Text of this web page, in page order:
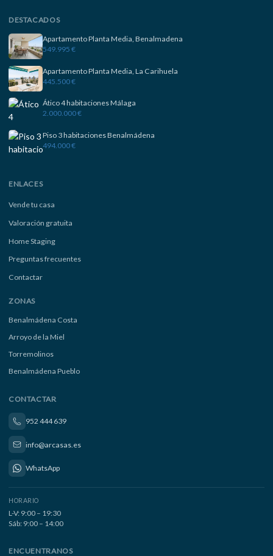
DESTACADOS
Apartamento Planta Media, Benalmadena
549.995 €
Apartamento Planta Media, La Carihuela
445.500 €
Ático 4 habitaciones Málaga
2.000.000 €
Piso 3 habitaciones Benalmádena
494.000 €
ENLACES
Vende tu casa
Valoración gratuita
Home Staging
Preguntas frecuentes
Contactar
ZONAS
Benalmádena Costa
Arroyo de la Miel
Torremolinos
Benalmádena Pueblo
CONTACTAR
952 444 639
info@arcasas.es
WhatsApp
HORARIO
L-V: 9:00 – 19:30
Sáb: 9:00 – 14:00
ENCUENTRANOS